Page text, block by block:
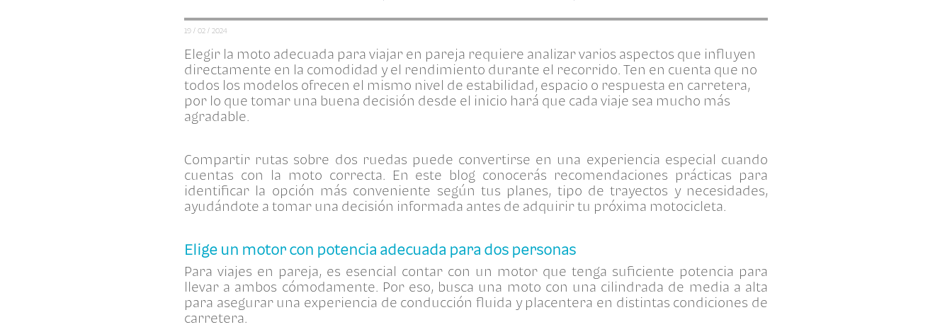
19 / 02 / 2024
Elegir la moto adecuada para viajar en pareja requiere analizar varios aspectos que influyen
directamente en la comodidad y el rendimiento durante el recorrido. Ten en cuenta que no
todos los modelos ofrecen el mismo nivel de estabilidad, espacio o respuesta en carretera,
por lo que tomar una buena decisión desde el inicio hará que cada viaje sea mucho más
agradable.
Compartir rutas sobre dos ruedas puede convertirse en una experiencia especial cuando
cuentas con la moto correcta. En este blog conocerás recomendaciones prácticas para
identificar la opción más conveniente según tus planes, tipo de trayectos y necesidades,
ayudándote a tomar una decisión informada antes de adquirir tu próxima motocicleta.
Elige un motor con potencia adecuada para dos personas
Para viajes en pareja, es esencial contar con un motor que tenga suficiente potencia para
llevar a ambos cómodamente. Por eso, busca una moto con una cilindrada de media a alta
para asegurar una experiencia de conducción fluida y placentera en distintas condiciones de
carretera.